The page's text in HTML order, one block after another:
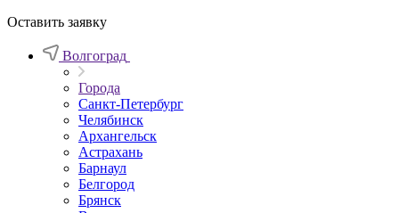
Оставить заявку
Волгоград
Города
Санкт-Петербург
Челябинск
Архангельск
Астрахань
Барнаул
Белгород
Брянск